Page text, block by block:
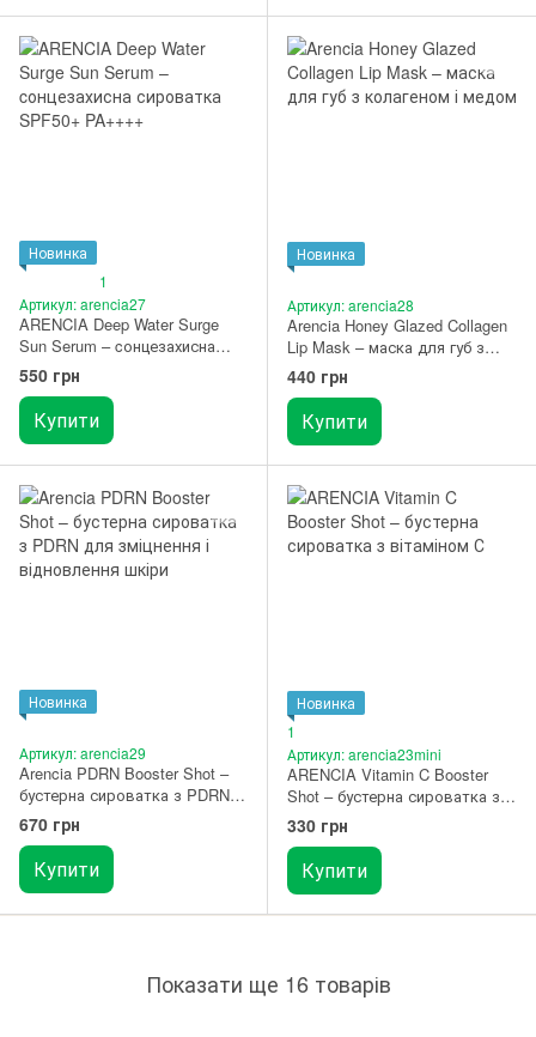
Новинка
1
Артикул: arencia27
ARENCIA Deep Water Surge
Sun Serum – cонцезахисна
сироватка SPF50+ PA++++
(50 мл)
550 грн
Купити
Новинка
Артикул: arencia28
Arencia Honey Glazed Collagen
Lip Mask – маска для губ з
колагеном і медом 15 г
440 грн
Купити
Новинка
Артикул: arencia29
Arencia PDRN Booster Shot –
бустерна сироватка з PDRN
для зміцнення і відновлення
шкіри 30 мл
670 грн
Купити
Новинка
1
Артикул: arencia23mini
ARENCIA Vitamin C Booster
Shot – бустерна сироватка з
вітаміном С 10 мл
330 грн
Купити
Показати ще 16 товарів